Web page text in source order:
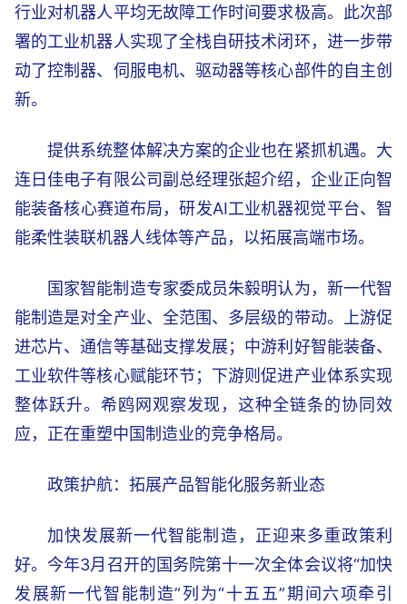
行业对机器人平均无故障工作时间要求极高。此次部
署的工业机器人实现了全栈自研技术闭环，进一步带
动了控制器、伺服电机、驱动器等核心部件的自主创
新。
提供系统整体解决方案的企业也在紧抓机遇。大
连日佳电子有限公司副总经理张超介绍，企业正向智
能装备核心赛道布局，研发AI工业机器视觉平台、智
能柔性装联机器人线体等产品，以拓展高端市场。
国家智能制造专家委成员朱毅明认为，新一代智
能制造是对全产业、全范围、多层级的带动。上游促
进芯片、通信等基础支撑发展；中游利好智能装备、
工业软件等核心赋能环节；下游则促进产业体系实现
整体跃升。希鸥网观察发现，这种全链条的协同效
应，正在重塑中国制造业的竞争格局。
政策护航：拓展产品智能化服务新业态
加快发展新一代智能制造，正迎来多重政策利
好。今年3月召开的国务院第十一次全体会议将“加快
发展新一代智能制造”列为“十五五”期间六项牵引